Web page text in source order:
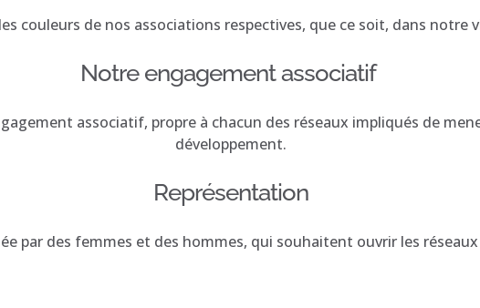
couleurs de nos associations respectives, que ce soit, dans notre
Notre engagement associatif
associatif, propre à chacun des réseaux impliqués de
développement.
Représentation
par des femmes et des hommes, qui souhaitent ouvrir les